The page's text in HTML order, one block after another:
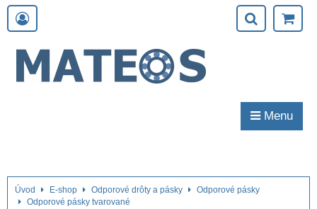
Menu
Úvod E-shop Odporové drôty a pásky
Odporové pásky
Odporové pásky tvarované